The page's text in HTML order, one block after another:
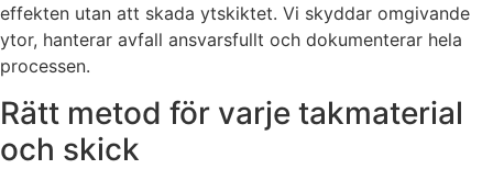
effekten utan att skada ytskiktet. Vi skyddar omgivande
ytor, hanterar avfall ansvarsfullt och dokumenterar hela
processen.
Rätt metod för varje takmaterial
och skick